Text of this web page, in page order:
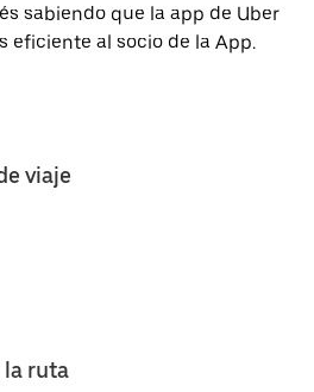
sabiendo que la app de Uber
eficiente al socio de la App.
viaje
la ruta